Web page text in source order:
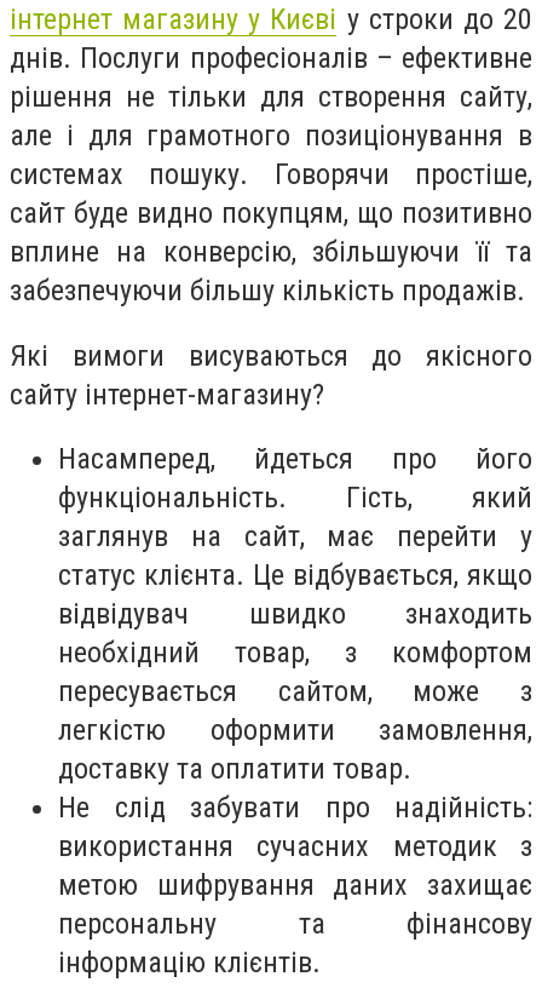
інтернет магазину у Києві у строки до 20
днів. Послуги професіоналів – ефективне
рішення не тільки для створення сайту,
але і для грамотного позиціонування в
системах пошуку. Говорячи простіше,
сайт буде видно покупцям, що позитивно
вплине на конверсію, збільшуючи її та
забезпечуючи більшу кількість продажів.
Які вимоги висуваються до якісного
сайту інтернет-магазину?
Насамперед, йдеться про його
функціональність. Гість, який
заглянув на сайт, має перейти у
статус клієнта. Це відбувається, якщо
відвідувач швидко знаходить
необхідний товар, з комфортом
пересувається сайтом, може з
легкістю оформити замовлення,
доставку та оплатити товар.
Не слід забувати про надійність:
використання сучасних методик з
метою шифрування даних захищає
персональну та фінансову
інформацію клієнтів.